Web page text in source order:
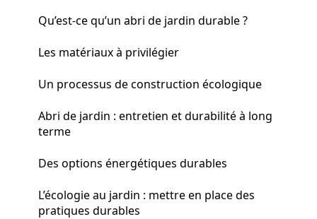
Qu’est-ce qu’un abri de jardin durable ?
Les matériaux à privilégier
Un processus de construction écologique
Abri de jardin : entretien et durabilité à long
terme
Des options énergétiques durables
L’écologie au jardin : mettre en place des
pratiques durables